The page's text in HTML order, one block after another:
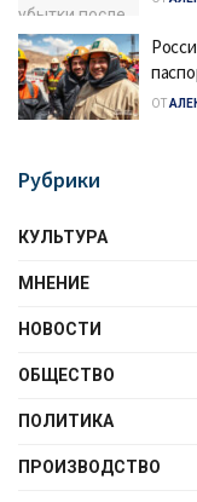
ОТ
Рубрики
КУЛЬТУРА
МНЕНИЕ
НОВОСТИ
ОБЩЕСТВО
ПОЛИТИКА
ПРОИЗВОДСТВО